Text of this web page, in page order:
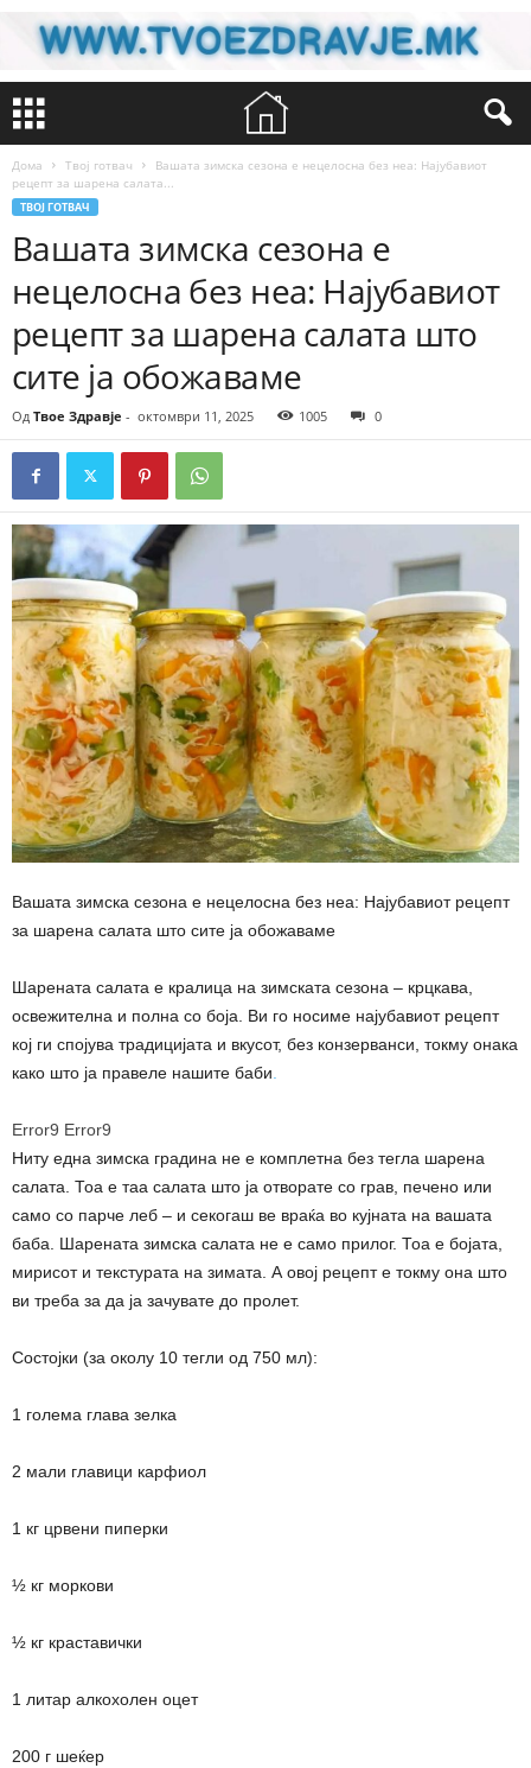
Дома Твој готвач
Вашата зимска сезона е нецелосна без неа: Најубавиот
рецепт за шарена салата...
ТВОЈ ГОТВАЧ
Вашата зимска сезона е
нецелосна без неа: Најубавиот
рецепт за шарена салата што
сите ја обожаваме
Од Твое Здравје - октомври 11, 2025 1005 0
Вашата зимска сезона е нецелосна без неа: Најубавиот рецепт
за шарена салата што сите ја обожаваме
Шарената салата е кралица на зимската сезона – крцкава,
освежителна и полна со боја. Ви го носиме најубавиот рецепт
кој ги спојува традицијата и вкусот, без конзерванси, токму онака
како што ја правеле нашите баби.
Error9 Error9
Ниту една зимска градина не е комплетна без тегла шарена
салата. Тоа е таа салата што ја отворате со грав, печено или
само со парче леб – и секогаш ве враќа во кујната на вашата
баба. Шарената зимска салата не е само прилог. Тоа е бојата,
мирисот и текстурата на зимата. А овој рецепт е токму она што
ви треба за да ја зачувате до пролет.
Состојки (за околу 10 тегли од 750 мл):
1 голема глава зелка
2 мали главици карфиол
1 кг црвени пиперки
½ кг моркови
½ кг краставички
1 литар алкохолен оцет
200 г шеќер